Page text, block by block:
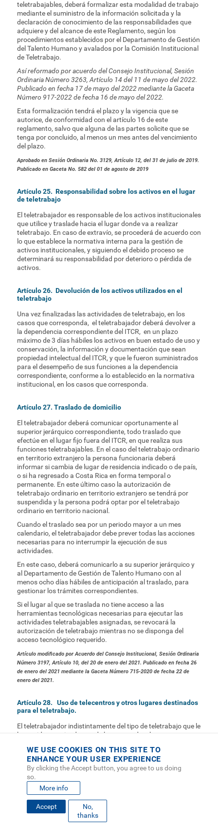
teletrabajables, deberá formalizar esta modalidad de trabajo
mediante el suministro de la información solicitada y la
declaración de conocimiento de las responsabilidades que
adquiere y del alcance de este Reglamento, según los
procedimientos establecidos por el Departamento de Gestión
del Talento Humano y avalados por la Comisión Institucional
de Teletrabajo.
Así reformado por acuerdo del Consejo Institucional, Sesión
Ordinaria Número 3263, Artículo 14 del 11 de mayo del 2022.
Publicado en fecha 17 de mayo del 2022 mediante la Gaceta
Número 917-2022 de fecha 16 de mayo del 2022.
Esta formalización tendrá el plazo y la vigencia que se
autorice, de conformidad con el artículo 16 de este
reglamento, salvo que alguna de las partes solicite que se
tenga por concluido, al menos un mes antes del vencimiento
del plazo.
Aprobado en Sesión Ordinaria No. 3129, Artículo 12, del 31 de julio de 2019.
Publicado en Gaceta No. 582 del 01 de agosto de 2019
Artículo 25. Responsabilidad sobre los activos en el lugar
de teletrabajo
El teletrabajador es responsable de los activos institucionales
que utilice y traslade hacia el lugar donde va a realizar
teletrabajo. En caso de extravío, se procederá de acuerdo con
lo que establece la normativa interna para la gestión de
activos institucionales, y siguiendo el debido proceso se
determinará su responsabilidad por deterioro o pérdida de
activos.
Artículo 26. Devolución de los activos utilizados en el
teletrabajo
Una vez finalizadas las actividades de teletrabajo, en los
casos que corresponda, el teletrabajador deberá devolver a
la dependencia correspondiente del ITCR, en un plazo
máximo de 3 días hábiles los activos en buen estado de uso y
conservación, la información y documentación que sean
propiedad intelectual del ITCR, y que le fueron suministrados
para el desempeño de sus funciones a la dependencia
correspondiente, conforme a lo establecido en la normativa
institucional, en los casos que corresponda.
Artículo 27. Traslado de domicilio
El teletrabajador deberá comunicar oportunamente al
superior jerárquico correspondiente, todo traslado que
efectúe en el lugar fijo fuera del ITCR, en que realiza sus
funciones teletrabajables. En el caso del teletrabajo ordinario
en territorio extranjero la persona funcionaria deberá
informar si cambia de lugar de residencia indicado o de país,
o si ha regresado a Costa Rica en forma temporal o
permanente. En este último caso la autorización de
teletrabajo ordinario en territorio extranjero se tendrá por
suspendida y la persona podrá optar por el teletrabajo
ordinario en territorio nacional.
Cuando el traslado sea por un periodo mayor a un mes
calendario, el teletrabajador debe prever todas las acciones
necesarias para no interrumpir la ejecución de sus
actividades.
En este caso, deberá comunicarlo a su superior jerárquico y
al Departamento de Gestión de Talento Humano con al
menos ocho días hábiles de anticipación al traslado, para
gestionar los trámites correspondientes.
Si el lugar al que se traslada no tiene acceso a las
herramientas tecnológicas necesarias para ejecutar las
actividades teletrabajables asignadas, se revocará la
autorización de teletrabajo mientras no se disponga del
acceso tecnológico requerido.
Artículo modificado por Acuerdo del Consejo Institucional, Sesión Ordinaria
Número 3197, Artículo 10, del 20 de enero del 2021. Publicado en fecha 26
de enero del 2021 mediante la Gaceta Número 715-2020 de fecha 22 de
enero del 2021.
Artículo 28. Uso de telecentros y otros lugares destinados
para el teletrabajo.
El teletrabajador indistintamente del tipo de teletrabajo que le
haya sido autorizado, puede hacer uso de telecentros
debe acatar las normas de uso que se establezcan para
dichos lugares de trabajo.
Artículo 29. Actualización de las herramientas de
teletrabajo
El teletrabajador debe mantenerse actualizado en las
herramientas tecnológicas que demanda la ejecución de sus
WE USE COOKIES ON THIS SITE TO
ENHANCE YOUR USER EXPERIENCE
By clicking the Accept button, you agree to us doing
so.
More info
Accept
No,
thanks